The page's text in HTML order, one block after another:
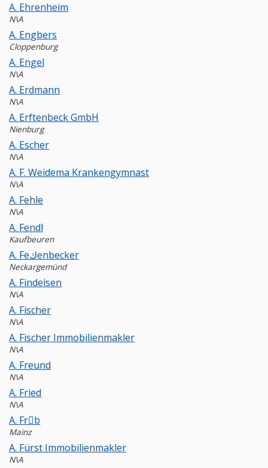
A. Ehrenheim
N\A
A. Engbers
Cloppenburg
A. Engel
N\A
A. Erdmann
N\A
A. Erftenbeck GmbH
Nienburg
A. Escher
N\A
A. F. Weidema Krankengymnast
N\A
A. Fehle
N\A
A. Fendl
Kaufbeuren
A. Feكenbecker
Neckargemünd
A. Findeisen
N\A
A. Fischer
N\A
A. Fischer Immobilienmakler
N\A
A. Freund
N\A
A. Fried
N\A
A. Frِb
Mainz
A. Fürst Immobilienmakler
N\A